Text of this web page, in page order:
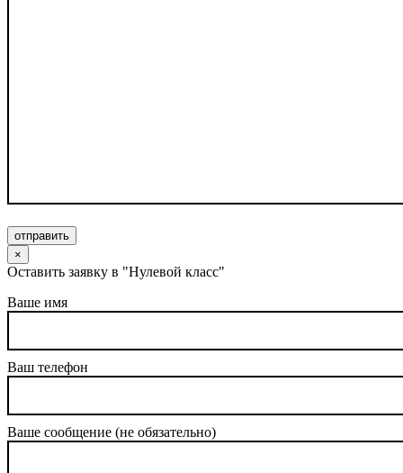
отправить
×
Оставить заявку в "Нулевой класс"
Ваше имя
Ваш телефон
Ваше сообщение (не обязательно)